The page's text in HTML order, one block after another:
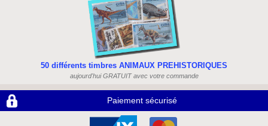
50 différents timbres ANIMAUX PREHISTORIQUES
aujourd'hui GRATUIT avec votre commande
Paiement sécurisé